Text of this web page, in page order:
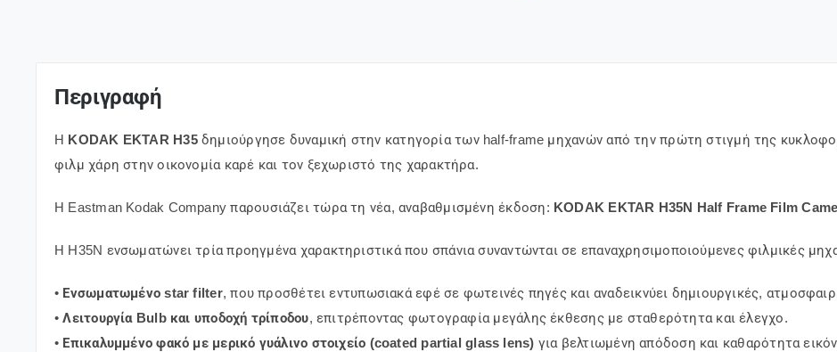
Περιγραφή
Η KODAK EKTAR H35δημιούργησε δυναμική στην κατηγορία των half-frame μηχανών από την πρώτη στιγμή της
φιλμ χάρη στην οικονομία καρέ και τον ξεχωριστό της χαρακτήρα.
Η Eastman Kodak Company παρουσιάζει τώρα τη νέα, αναβαθμισμένη έκδοση: KODAK EKTAR H35N Half Frame Film
Η H35N ενσωματώνει τρία προηγμένα χαρακτηριστικά που σπάνια συναντώνται σε επαναχρησιμοποιούμενες φιλμικές
• Ενσωματωμένο star filter, που προσθέτει εντυπωσιακά εφέ σε φωτεινές πηγές και αναδεικνύει δημιουργικές,
•Λειτουργία Bulb και υποδοχή τρίποδου, επιτρέποντας φωτογραφία μεγάλης έκθεσης με σταθερότητα και έλεγχο.
• Επικαλυμμένο φακό με μερικό γυάλινο στοιχείο (coated partial glass lens) για βελτιωμένη απόδοση και καθαρότητα